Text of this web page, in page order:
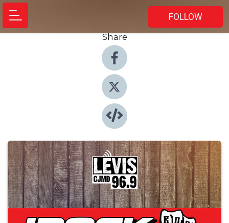
FOLLOW
Share